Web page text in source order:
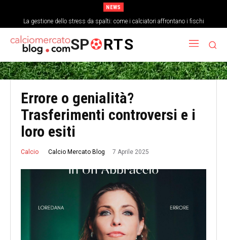
NEWS
La gestione dello stress da spalti: come i calciatori affrontano i fischi
SP RTS
Errore o genialità?
Trasferimenti controversi e i
loro esiti
Calcio Calcio Mercato Blog 7 Aprile 2025